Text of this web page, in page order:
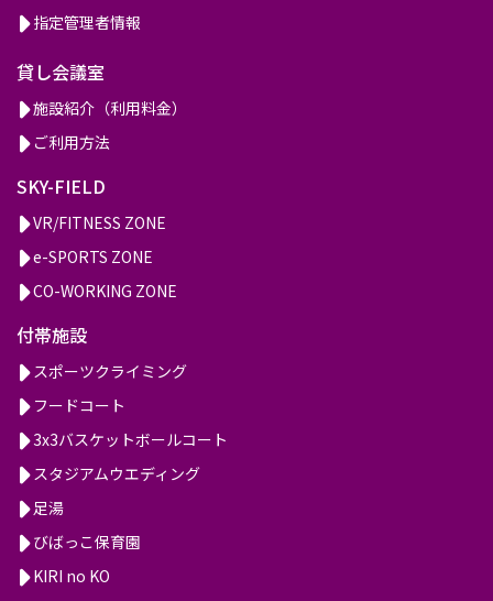
指定管理者情報
貸し会議室
施設紹介（利用料金）
ご利用方法
SKY-FIELD
VR/FITNESS ZONE
e-SPORTS ZONE
CO-WORKING ZONE
付帯施設
スポーツクライミング
フードコート
3x3バスケットボールコート
スタジアムウエディング
足湯
びばっこ保育園
KIRI no KO